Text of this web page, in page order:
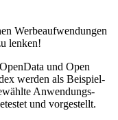
Werbeaufwendungen
lenken!
und Open
werden als Beispiel-
Anwendungs-
und vorgestellt.